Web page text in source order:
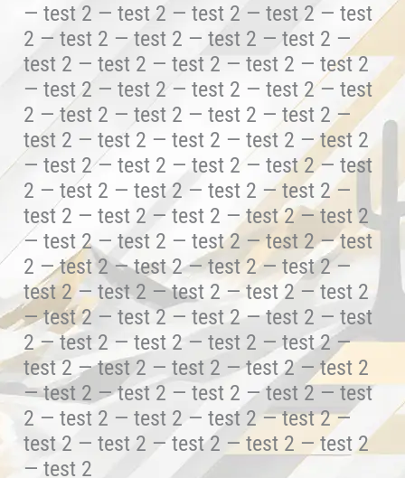
— test 2 — test 2 — test 2 — test 2 — test
2 — test 2 — test 2 — test 2 — test 2 —
test 2 — test 2 — test 2 — test 2 — test 2
— test 2 — test 2 — test 2 — test 2 — test
2 — test 2 — test 2 — test 2 — test 2 —
test 2 — test 2 — test 2 — test 2 — test 2
— test 2 — test 2 — test 2 — test 2 — test
2 — test 2 — test 2 — test 2 — test 2 —
test 2 — test 2 — test 2 — test 2 — test 2
— test 2 — test 2 — test 2 — test 2 — test
2 — test 2 — test 2 — test 2 — test 2 —
test 2 — test 2 — test 2 — test 2 — test 2
— test 2 — test 2 — test 2 — test 2 — test
2 — test 2 — test 2 — test 2 — test 2 —
test 2 — test 2 — test 2 — test 2 — test 2
— test 2 — test 2 — test 2 — test 2 — test
2 — test 2 — test 2 — test 2 — test 2 —
test 2 — test 2 — test 2 — test 2 — test 2
— test 2